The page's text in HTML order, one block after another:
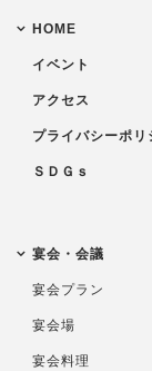
HOME
イベント
アクセス
プライバシーポリ
ＳＤＧｓ
宴会・会議
宴会プラン
宴会場
宴会料理